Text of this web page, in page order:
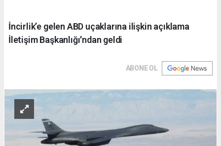
İncirlik’e gelen ABD uçaklarına ilişkin açıklama
İletişim Başkanlığı'ndan geldi
ABONE OL